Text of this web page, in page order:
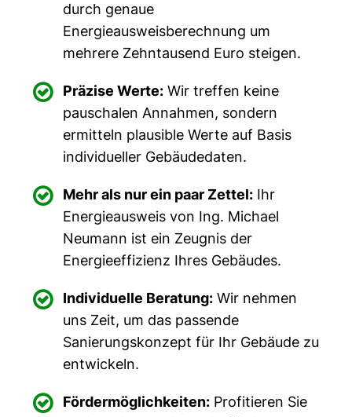
durch genaue
Energieausweisberechnung um
mehrere Zehntausend Euro steigen.
 Präzise Werte: Wir treffen keine
pauschalen Annahmen, sondern
ermitteln plausible Werte auf Basis
individueller Gebäudedaten.
 Mehr als nur ein paar Zettel: Ihr
Energieausweis von Ing. Michael
Neumann ist ein Zeugnis der
Energieeffizienz Ihres Gebäudes.
 Individuelle Beratung: Wir nehmen
uns Zeit, um das passende
Sanierungskonzept für Ihr Gebäude zu
entwickeln.
 Fördermöglichkeiten: Profitieren Sie